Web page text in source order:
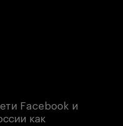
Facebook и
как